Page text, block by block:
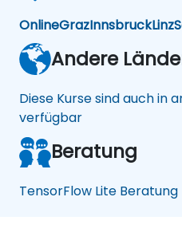
OnlineGrazInnsbruckLinz
Andere
Diese Kurse sind auch in
verfügbar
Beratung
TensorFlow Lite Beratung